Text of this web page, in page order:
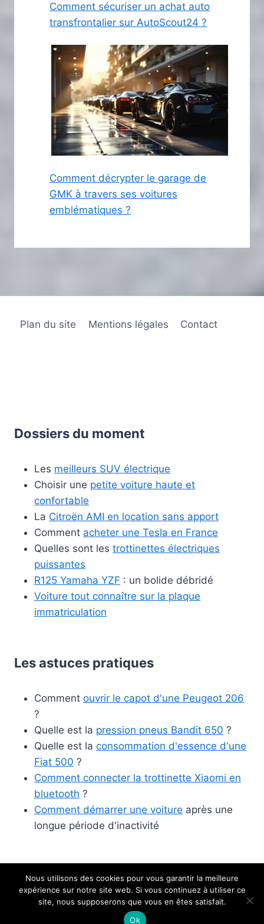
Comment sécuriser un achat auto
transfrontalier sur AutoScout24 ?
Comment décrypter le garage de
GMK à travers ses voitures
emblématiques ?
Plan du site Mentions légales Contact
Dossiers du moment
Les meilleurs SUV électrique
Choisir une petite voiture haute et
confortable
La Citroën AMI en location sans apport
Comment acheter une Tesla en France
Quelles sont les trottinettes électriques
puissantes
R125 Yamaha YZF : un bolide débridé
Voiture tout connaître sur la plaque
immatriculation
Les astuces pratiques
Comment ouvrir le capot d'une Peugeot 206
?
Quelle est la pression pneus Bandit 650 ?
Quelle est la consommation d'essence d'une
Fiat 500 ?
Comment connecter la trottinette Xiaomi en
bluetooth ?
Comment démarrer une voiture après une
longue période d'inactivité
© 2026 Etude mode de transport
Nous utilisons des cookies pour vous garantir la meilleure
expérience sur notre site web. Si vous continuez à utiliser ce
site, nous supposerons que vous en êtes satisfait.
Ok